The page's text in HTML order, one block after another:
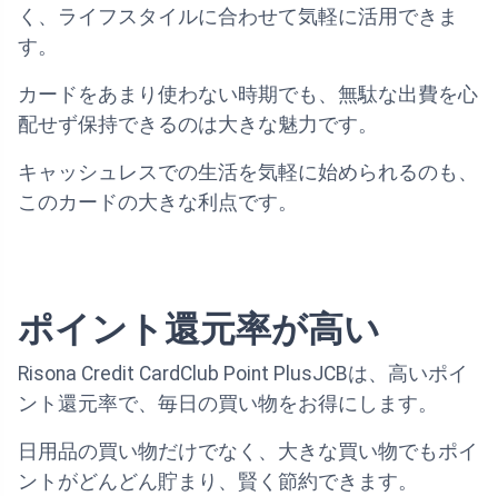
く、ライフスタイルに合わせて気軽に活用できま
す。
カードをあまり使わない時期でも、無駄な出費を心
配せず保持できるのは大きな魅力です。
キャッシュレスでの生活を気軽に始められるのも、
このカードの大きな利点です。
ポイント還元率が高い
Risona Credit CardClub Point PlusJCBは、高いポイ
ント還元率で、毎日の買い物をお得にします。
日用品の買い物だけでなく、大きな買い物でもポイ
ントがどんどん貯まり、賢く節約できます。